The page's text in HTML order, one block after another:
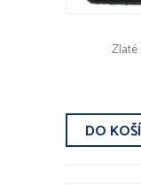
Zlaté
DO